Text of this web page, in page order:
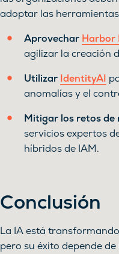
adoptar las
Aprovechar Harbor
agilizar la creación
Utilizar IdentityAI
anomalías y el
Mitigar los retos de
servicios expertos
híbridos de IAM.
Conclusión
La IA está
pero su éxito depende